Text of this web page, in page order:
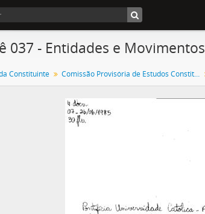
037 - Entidades e Movimentos
Constituinte Comissão Provisória de Estudos Constitucionais